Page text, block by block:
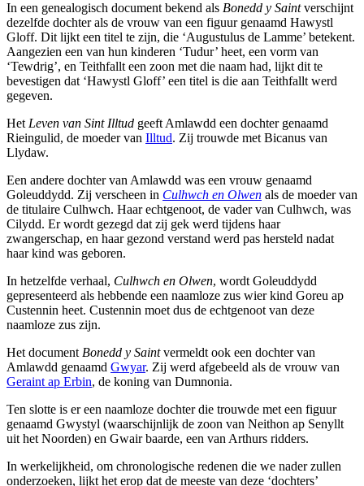
In een genealogisch document bekend als Bonedd y Saintverschijnt
dezelfde dochter als de vrouw van een figuur genaamd Hawystl
Gloff. Dit lijkt een titel te zijn, die ‘Augustulus de Lamme’ betekent.
Aangezien een van hun kinderen ‘Tudur’ heet, een vorm van
‘Tewdrig’, en Teithfallt een zoon met die naam had, lijkt dit te
bevestigen dat ‘Hawystl Gloff’ een titel is die aan Teithfallt werd
gegeven.
Het Leven van Sint Illtud geeft Amlawdd een dochter genaamd
Rieingulid, de moeder van Illtud. Zij trouwde met Bicanus van
Llydaw.
Een andere dochter van Amlawdd was een vrouw genaamd
Goleuddydd. Zij verscheen in Culhwch en Olwen als de moeder van
de titulaire Culhwch. Haar echtgenoot, de vader van Culhwch, was
Cilydd. Er wordt gezegd dat zij gek werd tijdens haar
zwangerschap, en haar gezond verstand werd pas hersteld nadat
haar kind was geboren.
In hetzelfde verhaal, Culhwch en Olwen, wordt Goleuddydd
gepresenteerd als hebbende een naamloze zus wier kind Goreu ap
Custennin heet. Custennin moet dus de echtgenoot van deze
naamloze zus zijn.
Het document Bonedd y Saintvermeldt ook een dochter van
Amlawdd genaamd Gwyar. Zij werd afgebeeld als de vrouw van
Geraint ap Erbin, de koning van Dumnonia.
Ten slotte is er een naamloze dochter die trouwde met een figuur
genaamd Gwystyl (waarschijnlijk de zoon van Neithon ap Senyllt
uit het Noorden) en Gwair baarde, een van Arthurs ridders.
In werkelijkheid, om chronologische redenen die we nader zullen
onderzoeken, lijkt het erop dat de meeste van deze ‘dochters’